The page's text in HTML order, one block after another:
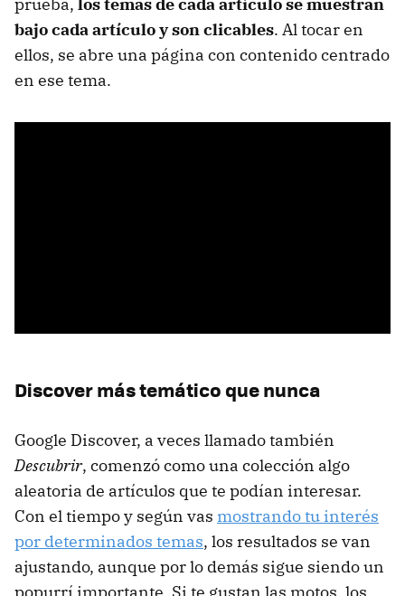
bajo cada artículo y son clicables. Al tocar en
ellos, se abre una página con contenido centrado
en ese tema.
Discover más temático que nunca
Google Discover, a veces llamado también
Descubrir, comenzó como una colección algo
aleatoria de artículos que te podían interesar.
Con el tiempo y según vas mostrando tu interés
por determinados temas, los resultados se van
ajustando, aunque por lo demás sigue siendo un
popurrí importante. Si te gustan las motos, los